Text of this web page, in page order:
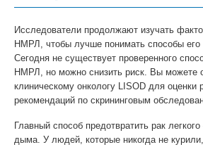
Исследователи продолжают изучать
НМРЛ, чтобы лучше понимать способы его
Сегодня не существует проверенного
НМРЛ, но можно снизить риск. Вы можете
клиническому онкологу LISOD для оценки
рекомендаций по скрининговым
Главный способ предотвратить рак
дыма. У людей, которые никогда не